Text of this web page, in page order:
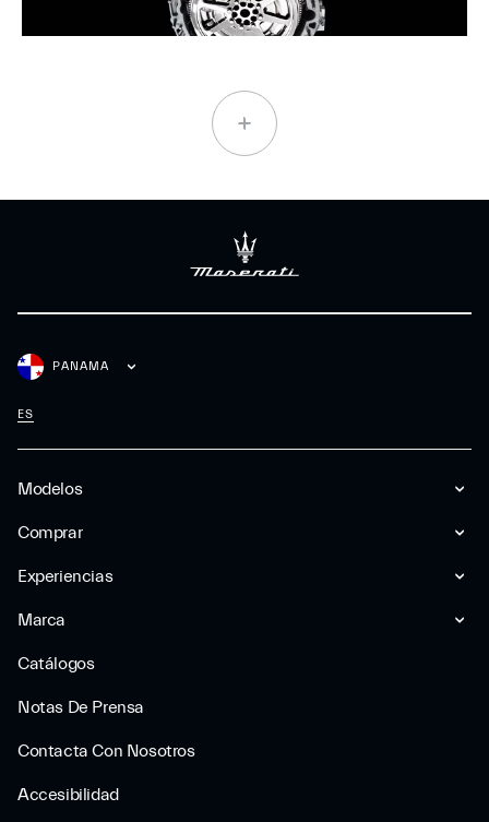
Modelos
Comprar
Experiencias
Marca
Catálogos
Notas De Prensa
Contacta Con Nosotros
Accesibilidad
PANAMA
ES